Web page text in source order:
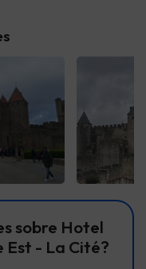
sobre Hotel
Est - La Cité?